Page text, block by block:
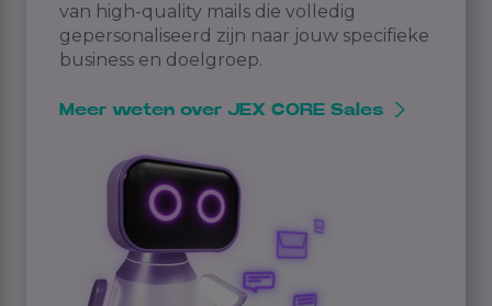
van high-quality mails die volledig
gepersonaliseerd zijn naar jouw specifieke
business en doelgroep.
Meer weten over JEX CORE Sales